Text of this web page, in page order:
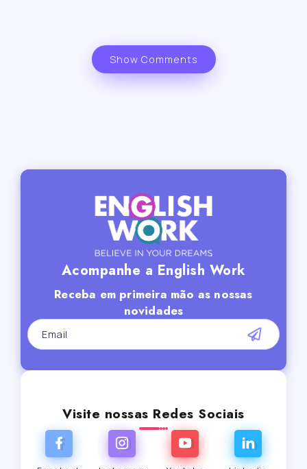
Show Comments
Acompanhe a English Work
Receba em primeira mão as nossas
novidades
Visite nossas Redes Sociais